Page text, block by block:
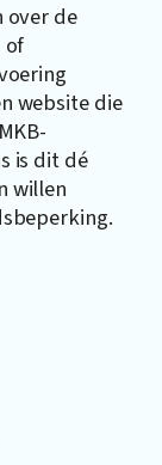
over de
of
website die
is dit dé
willen